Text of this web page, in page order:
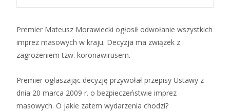
Premier Mateusz Morawiecki ogłosił odwołanie wszystkich
imprez masowych w kraju. Decyzja ma związek z
zagrożeniem tzw. koronawirusem.
Premier ogłaszając decyzję przywołał przepisy Ustawy z
dnia 20 marca 2009 r. o bezpieczeństwie imprez
masowych. O jakie zatem wydarzenia chodzi?